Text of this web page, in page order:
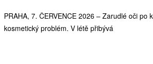
PRAHA, 7. ČERVENCE 2026 – Zarudlé oči po
kosmetický problém. V létě přibývá